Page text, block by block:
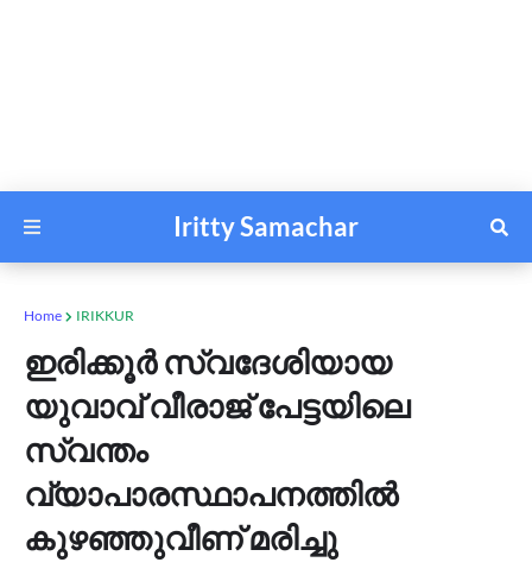
Iritty Samachar
Home IRIKKUR
ഇരിക്കൂര്‍ സ്വദേശിയായ
യുവാവ് വീരാജ് പേട്ടയിലെ
സ്വന്തം
വ്യാപാരസ്ഥാപനത്തില്‍
കുഴഞ്ഞുവീണ് മരിച്ചു